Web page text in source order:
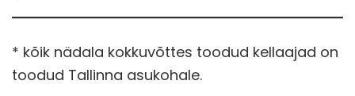
* kõik nädala kokkuvõttes toodud kellaajad on
toodud Tallinna asukohale.